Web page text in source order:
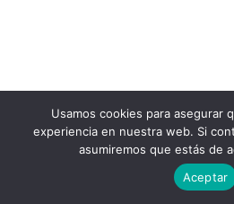
Usamos cookies para asegurar
experiencia en nuestra web. Si
asumiremos que estás de
Aceptar